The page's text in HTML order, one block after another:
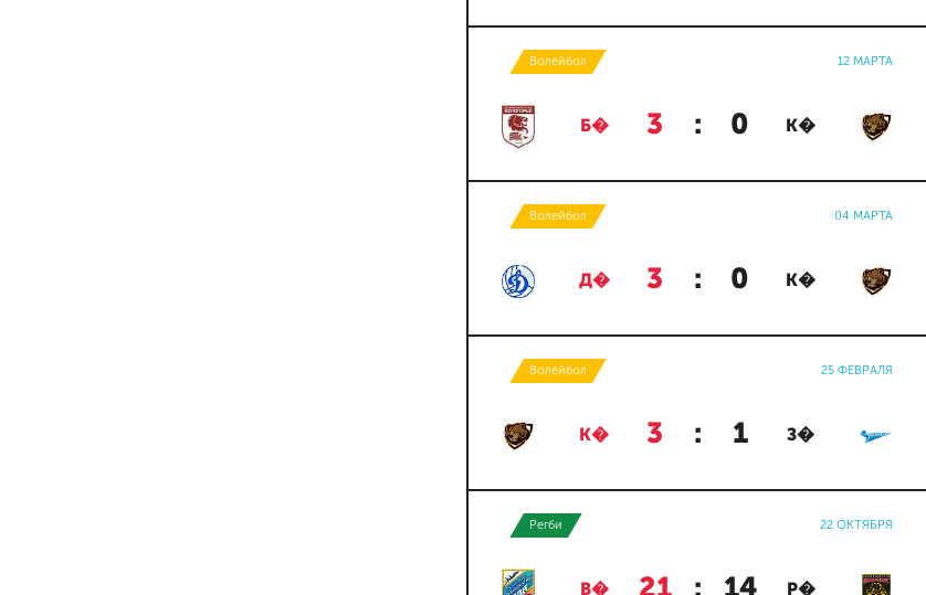
Волейбол 12 МАРТА
Б� 3 : 0 К�
Волейбол 04 МАРТА
Д� 3 : 0 К�
Волейбол 25 ФЕВРАЛЯ
К� 3 : 1 З�
Регби 22 ОКТЯБРЯ
В� 21 : 14 Р�